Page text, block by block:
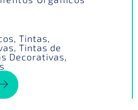
, Tintas,
, Tintas de
Decorativas,